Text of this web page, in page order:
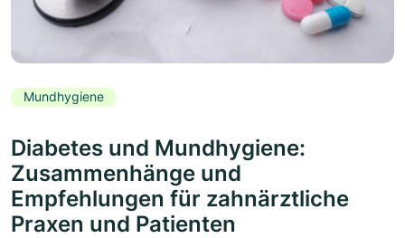
Mundhygiene
Diabetes und Mundhygiene:
Zusammenhänge und
Empfehlungen für zahnärztliche
Praxen und Patienten